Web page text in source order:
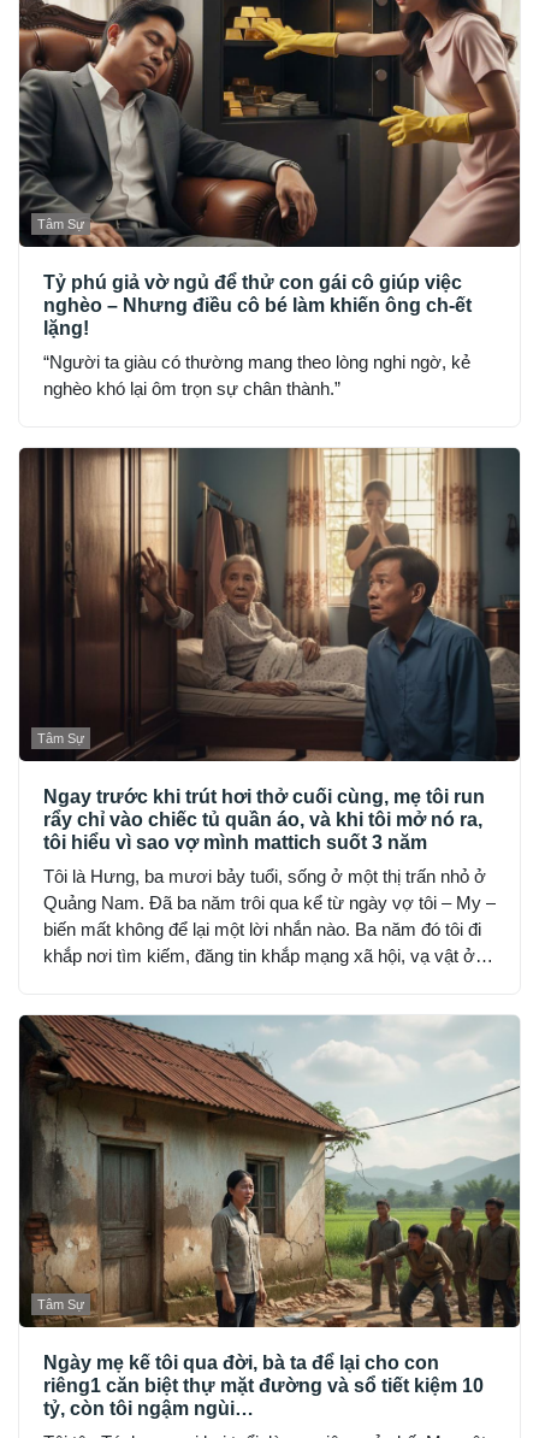
Tâm Sự
Tỷ phú giả vờ ngủ để thử con gái cô giúp việc
nghèo – Nhưng điều cô bé làm khiến ông ch-ết
lặng!
“Người ta giàu có thường mang theo lòng nghi ngờ, kẻ
nghèo khó lại ôm trọn sự chân thành.”
Tâm Sự
Ngay trước khi trút hơi thở cuối cùng, mẹ tôi run
rẩy chỉ vào chiếc tủ quần áo, và khi tôi mở nó ra,
tôi hiểu vì sao vợ mình mattich suốt 3 năm
Tôi là Hưng, ba mươi bảy tuổi, sống ở một thị trấn nhỏ ở
Quảng Nam. Đã ba năm trôi qua kể từ ngày vợ tôi – My –
biến mất không để lại một lời nhắn nào. Ba năm đó tôi đi
khắp nơi tìm kiếm, đăng tin khắp mạng xã hội, vạ vật ở
Tâm Sự
Ngày mẹ kế tôi qua đời, bà ta để lại cho con
riêng1 căn biệt thự mặt đường và sổ tiết kiệm 10
tỷ, còn tôi ngậm ngùi…